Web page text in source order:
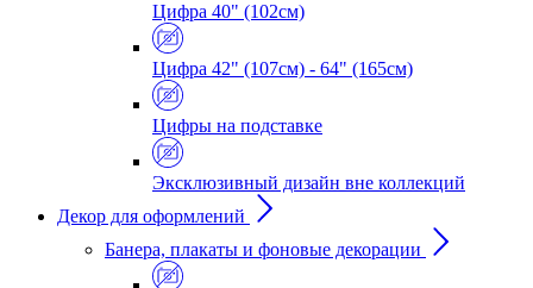
Цифра 40" (102см)
Цифра 42" (107см) - 64" (165см)
Цифры на подставке
Эксклюзивный дизайн вне коллекций
Декор для оформлений
Банера, плакаты и фоновые декорации